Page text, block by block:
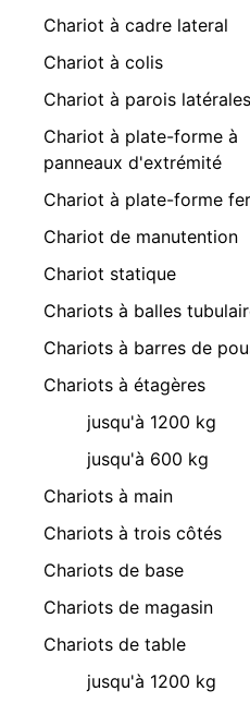
Chariot à cadre lateral
Chariot à colis
Chariot à parois latérales
Chariot à plate-forme à
panneaux d'extrémité
Chariot à plate-forme
Chariot de manutention
Chariot statique
Chariots à balles
Chariots à barres de
Chariots à étagères
jusqu'à 1200 kg
jusqu'à 600 kg
Chariots à main
Chariots à trois côtés
Chariots de base
Chariots de magasin
Chariots de table
jusqu'à 1200 kg